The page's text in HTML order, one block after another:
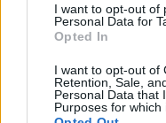
I want to opt-out of
Personal Data for
Opted In
I want to opt-out of
Retention, Sale,
Personal Data that
Purposes for which